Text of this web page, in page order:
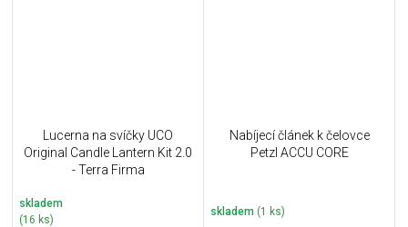
Lucerna na svíčky UCO
Original Candle Lantern Kit 2.0
- Terra Firma
skladem
(16 ks)
Nabíjecí článek k čelovce
Petzl ACCU CORE
skladem (1 ks)